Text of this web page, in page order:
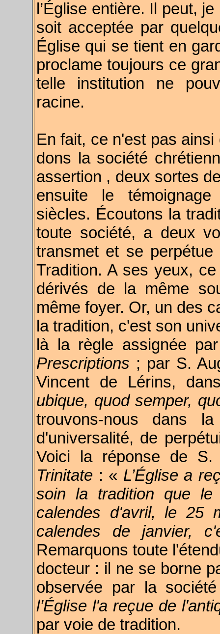
l’Église entière. Il peut,
soit acceptée par
Église qui se tient en
proclame toujours ce
telle institution ne
racine.
En fait, ce n'est pas
dons la société
assertion , deux sortes
ensuite le
siècles. Écoutons la
toute société, a deux
transmet et se
Tradition. A ses yeux,
dérivés de la même
même foyer. Or, un des
la tradition, c'est son
là la règle assignée
Prescriptions ; par S.
Vincent de Lérins,
ubique, quod semper,
trouvons-nous dans
d'universalité, de
Voici la réponse de
Trinitate : « L’Église a
soin la tradition que
calendes d'avril, le 25
calendes de janvier,
Remarquons toute
docteur : il ne se borne
observée par la
l’Église l'a reçue de
par voie de tradition.